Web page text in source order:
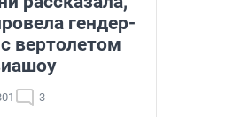
гендер-
вертолетом
3